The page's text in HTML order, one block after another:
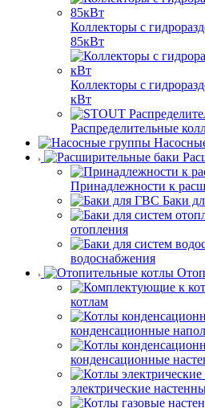
Коллекторы с
85кВт
Коллекторы с
кВт
Распределительные
Принадлежности к
Баки
отопления
водоснабжения
котлам
конденсационные
конденсационные
электрические